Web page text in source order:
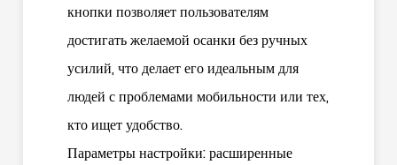
кнопки позволяет пользователям
достигать желаемой осанки без ручных
усилий, что делает его идеальным для
людей с проблемами мобильности или тех,
кто ищет удобство.
Параметры настройки: расширенные